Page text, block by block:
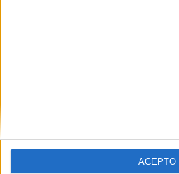
ACEPTO
Las Palmas de Gran Canaria